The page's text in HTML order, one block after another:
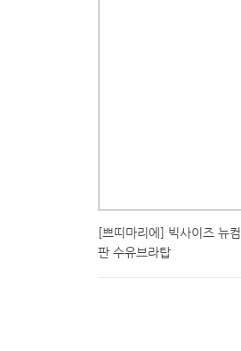
[쁘띠마리에] 빅사이즈 뉴
판 수유브라탑